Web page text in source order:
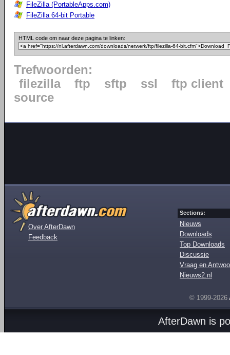
FileZilla (PortableApps.com)
FileZilla 64-bit Portable
HTML code om naar deze pagina te linken:
Trefwoorden:
filezilla
ftp sftp ssl
ftp client
source
Over AfterDawn
Feedback
Sections:
Nieuws
Downloads
Top Downloads
Discussie
Vraag en
Nieuws2.nl
© 1999-2026
AfterDawn is